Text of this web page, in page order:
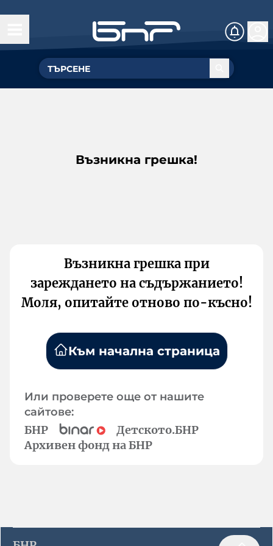
Възникна грешка!
Възникна грешка при
зареждането на съдържанието!
Моля, опитайте отново по-късно!
Към начална страница
Или проверете още от нашите
сайтове:
БНР
Детското.БНР
Архивен фонд на БНР